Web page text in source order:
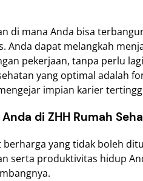
di mana Anda bisa
Anda dapat melangkah
pekerjaan, tanpa perlu
yang optimal adalah
impian karier
di ZHH Rumah
berharga yang tidak boleh
serta produktivitas hidup